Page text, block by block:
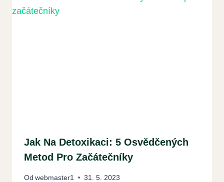
Jak Na Detoxikaci: 5 Osvědčených
Metod Pro Začátečníky
Od webmaster1 31. 5. 2023